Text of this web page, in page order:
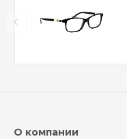
О компании